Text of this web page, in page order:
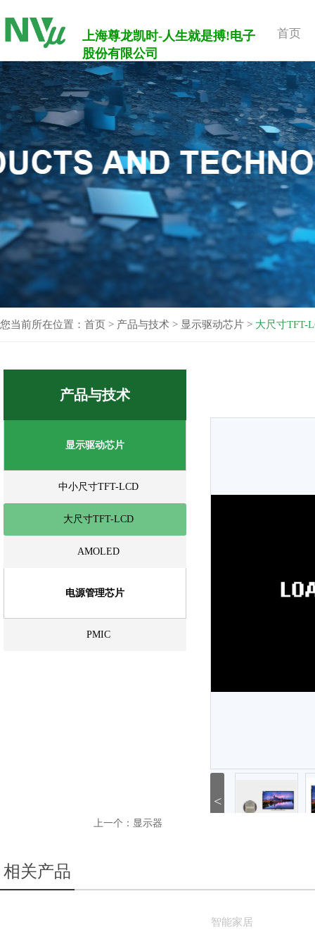
首页
上海尊龙凯时-人生就是搏!电子
股份有限公司
您当前所在位置： 首页 > 产品与技术 > 显示驱动芯片 > 大尺寸TFT-
<
产品与技术
显示驱动芯片
中小尺寸TFT-LCD
大尺寸TFT-LCD
AMOLED
电源管理芯片
PMIC
相关产品
显示器
上一个：
智能家居